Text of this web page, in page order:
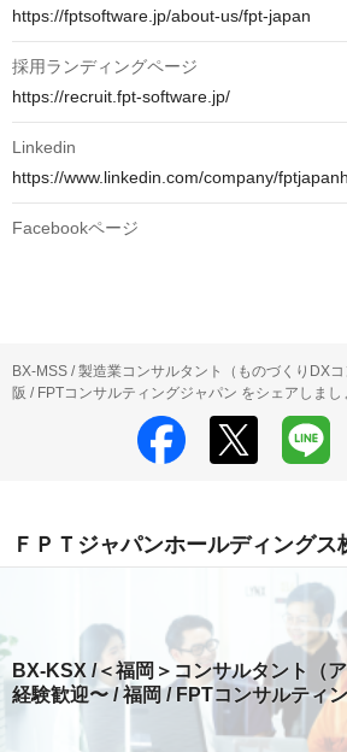
https://fptsoftware.jp/about-us/fpt-japan
採用ランディングページ
https://recruit.fpt-software.jp/
Linkedin
https://www.linkedin.com/company/
Facebookページ
BX-MSS / 製造業コンサルタント（ものづくりDX
阪 / FPTコンサルティングジャパン をシェアしまし
ＦＰＴジャパンホールディングス
BX-KSX /＜福岡＞コンサルタント（
経験歓迎〜 / 福岡 / FPTコンサルティ